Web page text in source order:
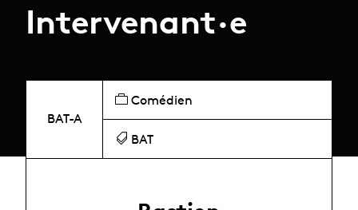
Intervenant·e
BAT-A
Comédien
BAT